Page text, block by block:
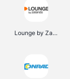
Lounge by Zalando